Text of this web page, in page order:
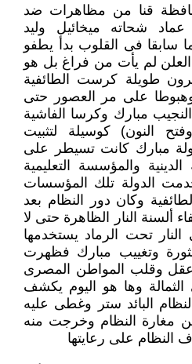
قنا من مظاهرات ضد
عماد شحاته ميخائيل وليد
سابقا فى القلوب بدأ يطفو
لم يأت من فراغ بل هو
طويلة كرست الطائفية
على مر العصور حتى
مبارك وكرسا الفاشية
وفتح النون) كوسيلة لتثبيت
مبارك كانت تسيطر على
والمؤسسة التعليمية
الدولة تلك المؤسسات
وكان دور النظام بعد
ألسنة النار الظاهرة حتى لا
تحت الرماد يستخدمها
وتغييب مبارك فظهرت
عقل وقلب المواطن المصرى
وها هو اليوم يكشف
البائد ستر وغطى عليه
مغارة النظام وخرجت منه
النظام على رعايتها